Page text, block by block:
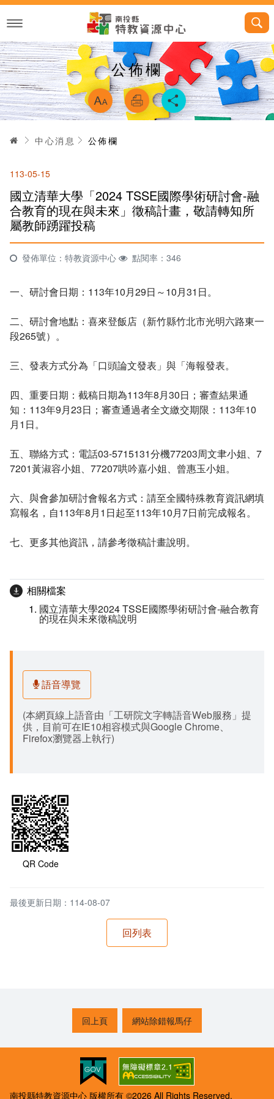
跳
主
內
容
公佈欄 略過字型切換
首頁中心消息 公佈欄
113-05-15
國立清華大學「2024 TSSE國際學術研討會-融
合教育的現在與未來」徵稿計畫，敬請轉知所
屬教師踴躍投稿
發佈單位：特教資源中心 點閱率：346
一、研討會日期：113年10月29日～10月31日。
二、研討會地點：喜來登飯店（新竹縣竹北市光明六路東一
段265號）。
三、發表方式分為「口頭論文發表」與「海報發表。
四、重要日期：截稿日期為113年8月30日；審查結果通
知：113年9月23日；審查通過者全文繳交期限：113年10
月1日。
五、聯絡方式：電話03-5715131分機77203周文聿小姐、7
7201黃淑容小姐、77207哄吟嘉小姐、曾惠玉小姐。
六、與會參加研討會報名方式：請至全國特殊教育資訊網填
寫報名，自113年8月1日起至113年10月7日前完成報名。
七、更多其他資訊，請參考徵稿計畫說明。
相關檔案
國立清華大學2024 TSSE國際學術研討會-融合教育
的現在與未來徵稿說明
語音導覽
(本網頁線上語音由「工研院文字轉語音Web服務」提
供，目前可在IE10相容模式與Google Chrome、
Firefox瀏覽器上執行)
QR Code
最後更新日期：114-08-07
回上頁 網站除錯報馬仔
南投縣特教資源中心 版權所有 ©2026 All Rights Reserved.